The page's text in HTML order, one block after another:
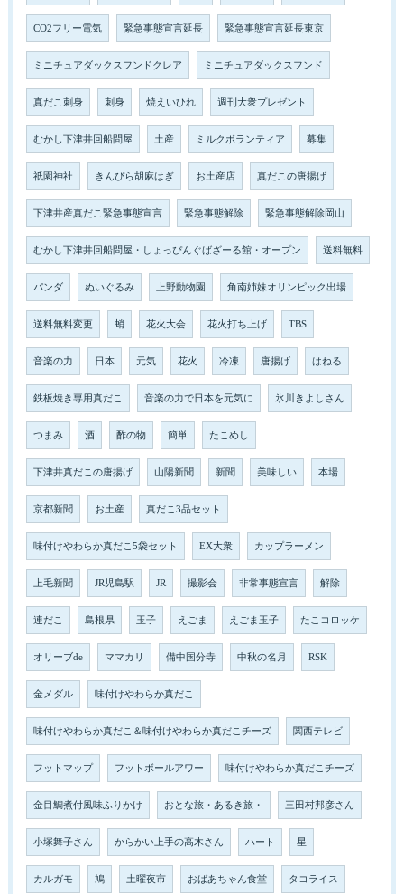
CO2フリー電気 緊急事態宣言延長 緊急事態宣言延長東京
ミニチュアダックスフンドクレア ミニチュアダックスフンド
真だこ刺身 刺身 焼えいひれ 週刊大衆プレゼント
むかし下津井回船問屋 土産 ミルクボランティア 募集
祇園神社 きんぴら胡麻はぎ お土産店 真だこの唐揚げ
下津井産真だこ緊急事態宣言 緊急事態解除 緊急事態解除岡山
むかし下津井回船問屋・しょっぴんぐばざーる館・オープン 送料無料
パンダ ぬいぐるみ 上野動物園 角南姉妹オリンピック出場
送料無料変更 蛸 花火大会 花火打ち上げ TBS
音楽の力 日本 元気 花火 冷凍 唐揚げ はねる
鉄板焼き専用真だこ 音楽の力で日本を元気に 氷川きよしさん
つまみ 酒 酢の物 簡単 たこめし
下津井真だこの唐揚げ 山陽新聞 新聞 美味しい 本場
京都新聞 お土産 真だこ3品セット
味付けやわらか真だこ5袋セット EX大衆 カップラーメン
上毛新聞 JR児島駅 JR 撮影会 非常事態宣言 解除
連だこ 島根県 玉子 えごま えごま玉子 たこコロッケ
オリーブde ママカリ 備中国分寺 中秋の名月 RSK
金メダル 味付けやわらか真だこ
味付けやわらか真だこ＆味付けやわらか真だこチーズ 関西テレビ
フットマップ フットボールアワー 味付けやわらか真だこチーズ
金目鯛煮付風味ふりかけ おとな旅・あるき旅・ 三田村邦彦さん
小塚舞子さん からかい上手の高木さん ハート 星
カルガモ 鳩 土曜夜市 おばあちゃん食堂 タコライス